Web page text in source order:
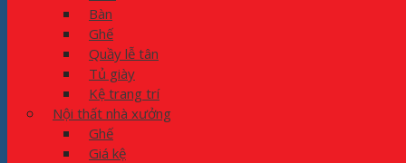
Bàn
Ghế
Quầy lễ tân
Tủ giày
Kệ trang trí
Nội thất nhà xưởng
Ghế
Giá kệ